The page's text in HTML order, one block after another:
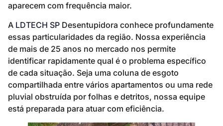
aparecem com frequência maior.
A LDTECH SP Desentupidora conhece profundamente
essas particularidades da região. Nossa experiência
de mais de 25 anos no mercado nos permite
identificar rapidamente qual é o problema específico
de cada situação. Seja uma coluna de esgoto
compartilhada entre vários apartamentos ou uma rede
pluvial obstruída por folhas e detritos, nossa equipe
está preparada para atuar com eficiência.